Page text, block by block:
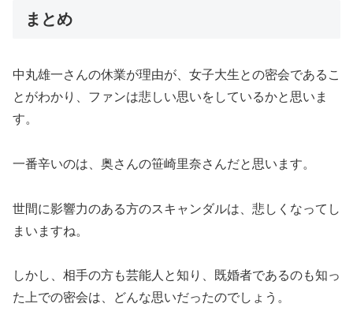
まとめ
中丸雄一さんの休業が理由が、女子大生との密会であるこ
とがわかり、ファンは悲しい思いをしているかと思いま
す。
一番辛いのは、奥さんの笹崎里奈さんだと思います。
世間に影響力のある方のスキャンダルは、悲しくなってし
まいますね。
しかし、相手の方も芸能人と知り、既婚者であるのも知っ
た上での密会は、どんな思いだったのでしょう。